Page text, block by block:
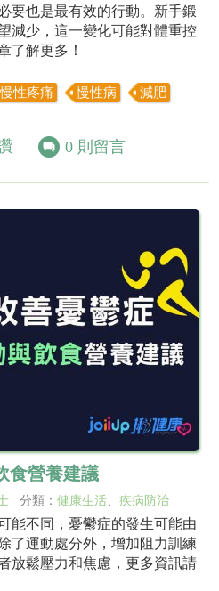
要也是最有效的行動。新手鍛
減少，這一變化可能對體重控
了解更多！
慢性疼痛 慢性病
減肥
0 則留言
食營養建議
分類： 健康生活 疾病防治
能不同，憂鬱症的發生可能由
了運動處分外，增加阻力訓練
放鬆壓力和焦慮，更多資訊請